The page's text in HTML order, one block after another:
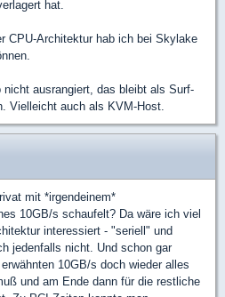
hat.
CPU-Architektur hab ich bei Skylake
ausrangiert, das bleibt als Surf-
Vielleicht auch als KVM-Host.
mit *irgendeinem*
10GB/s schaufelt? Da wäre ich viel
interessiert - "seriell" und
jedenfalls nicht. Und schon gar
10GB/s doch wieder alles
und am Ende dann für die restliche